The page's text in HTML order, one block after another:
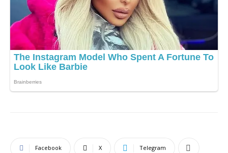
Facebook X Telegram